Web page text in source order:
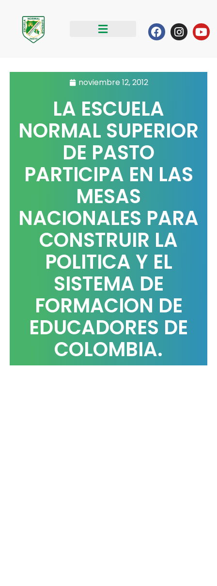
contenido
Facebook
noviembre 12, 2012
LA ESCUELA
NORMAL SUPERIOR
DE PASTO
PARTICIPA EN LAS
MESAS
NACIONALES PARA
CONSTRUIR LA
POLITICA Y EL
SISTEMA DE
FORMACION DE
EDUCADORES DE
COLOMBIA.